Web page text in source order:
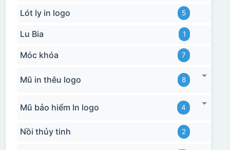
Hộp xi biểu trưng
Lót ly in logo 5
Lu Bia 1
Móc khóa 7
Mũ in thêu logo 8
Mũ bảo hiểm In logo 4
Nồi thủy tinh 2